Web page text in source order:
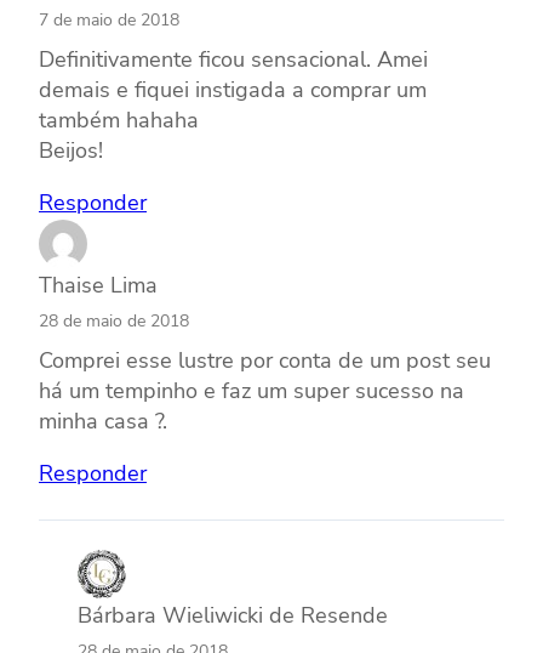
7 de maio de 2018
Definitivamente ficou sensacional. Amei
demais e fiquei instigada a comprar um
também hahaha
Beijos!
Responder
Thaise Lima
28 de maio de 2018
Comprei esse lustre por conta de um post seu
há um tempinho e faz um super sucesso na
minha casa ?.
Responder
Bárbara Wieliwicki de Resende